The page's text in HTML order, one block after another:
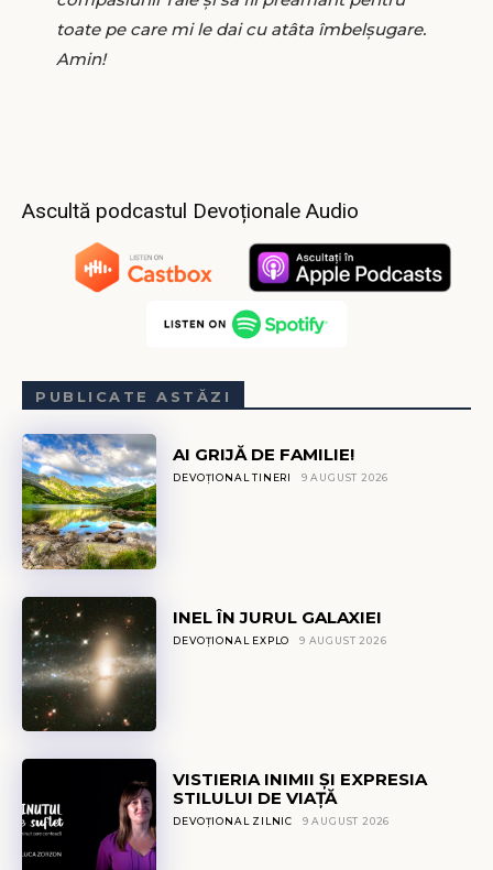
toate pe care mi le dai cu atâta îmbelșugare.
Amin!
Ascultă podcastul Devoționale Audio
PUBLICATE ASTĂZI
AI GRIJĂ DE FAMILIE!
DEVOȚIONAL TINERI 9 AUGUST 2026
INEL ÎN JURUL GALAXIEI
DEVOȚIONAL EXPLO 9 AUGUST 2026
VISTIERIA INIMII ȘI EXPRESIA
STILULUI DE VIAȚĂ
DEVOȚIONAL ZILNIC 9 AUGUST 2026